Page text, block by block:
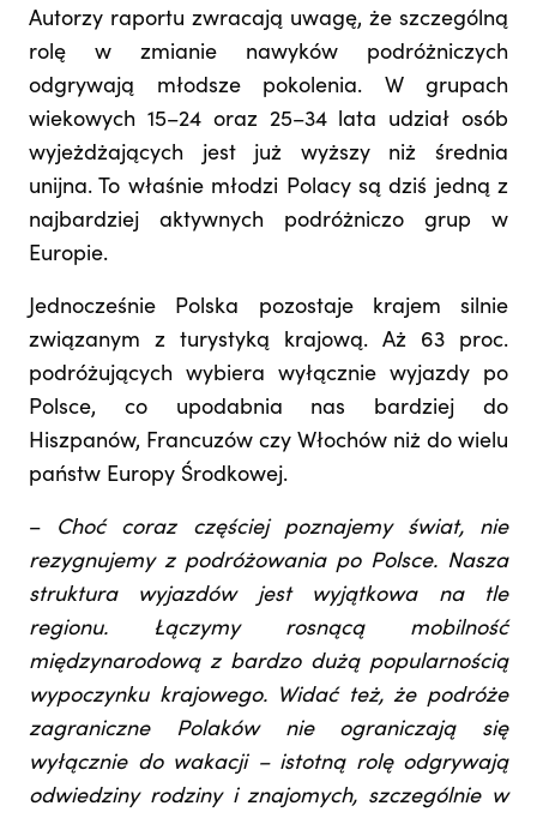
Autorzy raportu zwracają uwagę, że szczególną
rolę w zmianie nawyków podróżniczych
odgrywają młodsze pokolenia. W grupach
wiekowych 15–24 oraz 25–34 lata udział osób
wyjeżdżających jest już wyższy niż średnia
unijna. To właśnie młodzi Polacy są dziś jedną z
najbardziej aktywnych podróżniczo grup w
Europie.
Jednocześnie Polska pozostaje krajem silnie
związanym z turystyką krajową. Aż 63 proc.
podróżujących wybiera wyłącznie wyjazdy po
Polsce, co upodabnia nas bardziej do
Hiszpanów, Francuzów czy Włochów niż do wielu
państw Europy Środkowej.
–
Choć coraz częściej poznajemy świat, nie
rezygnujemy z podróżowania po Polsce. Nasza
struktura wyjazdów jest wyjątkowa na tle
regionu. Łączymy rosnącą mobilność
międzynarodową z bardzo dużą popularnością
wypoczynku krajowego. Widać też, że podróże
zagraniczne Polaków nie ograniczają się
wyłącznie do wakacji – istotną rolę odgrywają
odwiedziny rodziny i znajomych, szczególnie w